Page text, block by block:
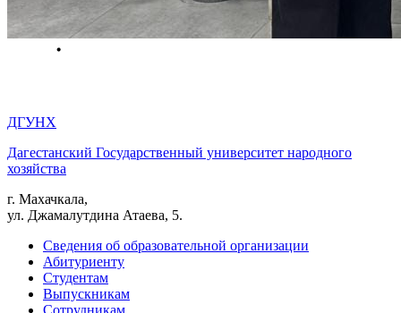
ДГУНХ
Дагестанский Государственный университет народного
хозяйства
г. Махачкала,
ул. Джамалутдина Атаева, 5.
Сведения об образовательной организации
Абитуриенту
Студентам
Выпускникам
Сотрудникам